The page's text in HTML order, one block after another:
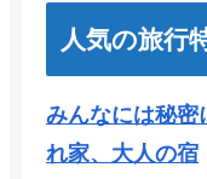
人気の旅行
みんなには秘密
れ家、大人の宿